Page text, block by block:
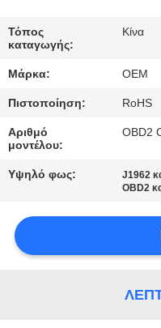
ΜΑΣ
ΕΛΆΤΕ
ΕΠΑΦΉ
ΜΕ
ΈΝΑ
ΑΠΌΣΠΑΣΜΑ
Τόπος
καταγωγής:
Κίνα
Μάρκα: OEM
Πιστοποίηση: RoHS
Αριθμό
μοντέλου:
OBD2
Υψηλό φως: J1962
OBD2